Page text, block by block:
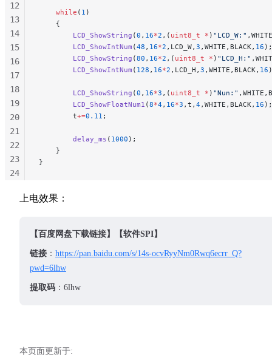
    while
( 1 )
    {
        LCD_ShowString
(0 , 16*2 ,( uint8_t * ) "LCD_W:"
        LCD_ShowIntNum
(48 , 16*2 ,LCD_W, 3 ,WHITE,BLACK, 16 );
        LCD_ShowString
(80 , 16*2 ,( uint8_t * ) "LCD_H:"
        LCD_ShowIntNum
( 128 , 16*2 ,LCD_H, 3 ,WHITE,BLACK, 16
        LCD_ShowString
(0 , 16*3 ,( uint8_t * ) "Nun:"
        LCD_ShowFloatNum1
(8*4, 16*3 ,t, 4,WHITE,BLACK, 16 );
        t
+=0.11 ;
        delay_ms
( 1000 );
    }
}
12
13
14
15
16
17
18
19
20
21
22
23
24
上电效果：
【百度网盘下载链接】【软件SPI】
链接 ： https://pan.baidu.com/s/14s-ocvRyyNm0Rwq6ecrr_Q?
pwd=6lhw
提取码 ：6lhw
本页面更新于: